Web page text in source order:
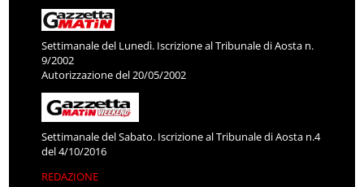
Settimanale del Lunedì. Iscrizione al Tribunale di Aosta n.
9/2002
Autorizzazione del 20/05/2002
Settimanale del Sabato. Iscrizione al Tribunale di Aosta n.4
del 4/10/2016
REDAZIONE